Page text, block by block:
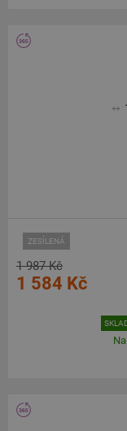
ZESÍLENÁ
1 987 Kč
1 584 Kč